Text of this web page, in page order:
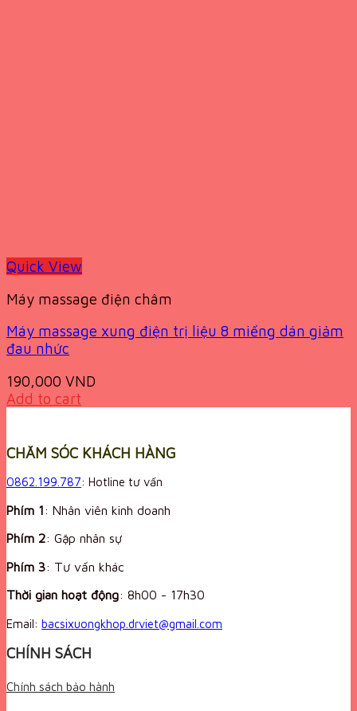
Quick View
Máy massage điện châm
Máy massage xung điện trị liệu 8 miếng dán giảm
đau nhức
190,000 VND
Add to cart
CHĂM SÓC KHÁCH HÀNG
0862.199.787: Hotline tư vấn
Phím 1: Nhân viên kinh doanh
Phím 2: Gặp nhân sự
Phím 3: Tư vấn khác
Thời gian hoạt động: 8h00 - 17h30
Email: bacsixuongkhop.drviet@gmail.com
CHÍNH SÁCH
Chính sách bảo hành